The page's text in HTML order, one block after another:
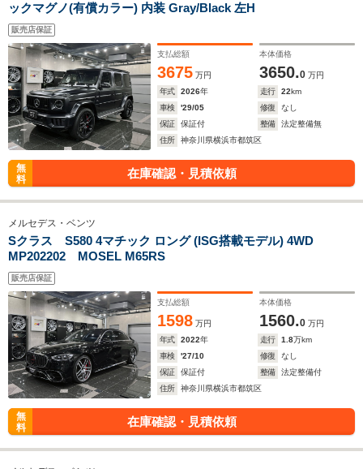
ックマグノ(有償カラー) 内装 Gray/Black 左H
販売店保証
支払総額
3675 万円
本体価格
3650.0 万円
年式
2026年 走行 22km
車検
'29/05 修復
なし
保証
保証付 整備
法定整備無
住所
神奈川県横浜市都筑区
無
料
在庫確認・見積依頼
メルセデス・ベンツ
Sクラス S580 4マチック ロング (ISG搭載モデル) 4WD
MP202202 MOSEL M65RS
販売店保証
支払総額
1598 万円
本体価格
1560.0 万円
年式
2022年 走行 1.8万km
車検
'27/10 修復
なし
保証
保証付 整備
法定整備付
住所
神奈川県横浜市都筑区
無
料
在庫確認・見積依頼